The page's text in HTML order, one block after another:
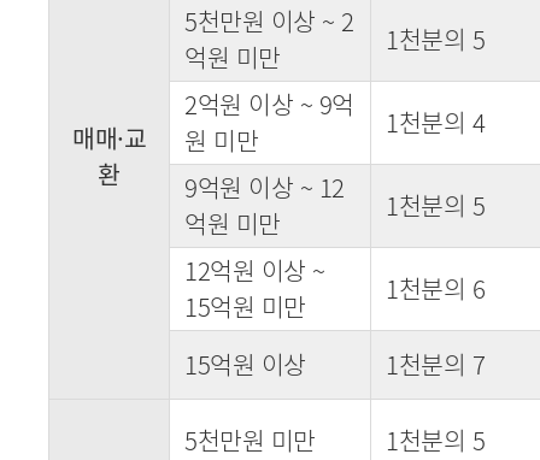
매매·교
환
5천만원 이상 ~ 2
억원 미만
1천분의 5
2억원 이상 ~ 9억
원 미만
1천분의 4
9억원 이상 ~ 12
억원 미만
1천분의 5
12억원 이상 ~
15억원 미만
1천분의 6
15억원 이상 1천분의 7
5천만원 미만
1천분의 5